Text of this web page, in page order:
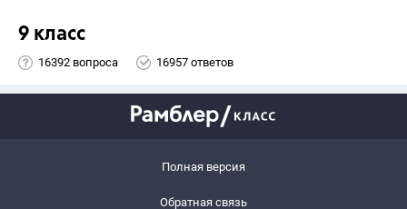
9 класс
16392 вопроса 16957 ответов
Полная версия
Обратная связь